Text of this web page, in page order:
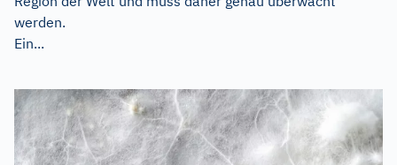
werden.
Ein...